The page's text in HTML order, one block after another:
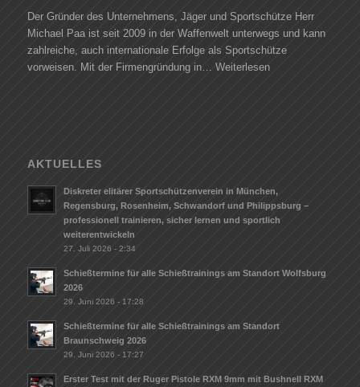
Der Gründer des Unternehmens, Jäger und Sportschütze Herr
Michael Paa ist seit 2009 in der Waffenwelt unterwegs und kann
zahlreiche, auch internationale Erfolge als Sportschütze
vorweisen. Mit der Firmengründung in… Weiterlesen
AKTUELLES
Diskreter elitärer Sportschützenverein in München,
Regensburg, Rosenheim, Schwandorf und Philippsburg –
professionell trainieren, sicher lernen und sportlich
weiterentwickeln
27. Juli 2026 - 2:34
Schießtermine für alle Schießtrainings am Standort Wolfsburg
2026
29. Juni 2026 - 17:28
Schießtermine für alle Schießtrainings am Standort
Braunschweig 2026
29. Juni 2026 - 17:27
Erster Test mit der Ruger Pistole RXM 9mm mit Bushnell RXM